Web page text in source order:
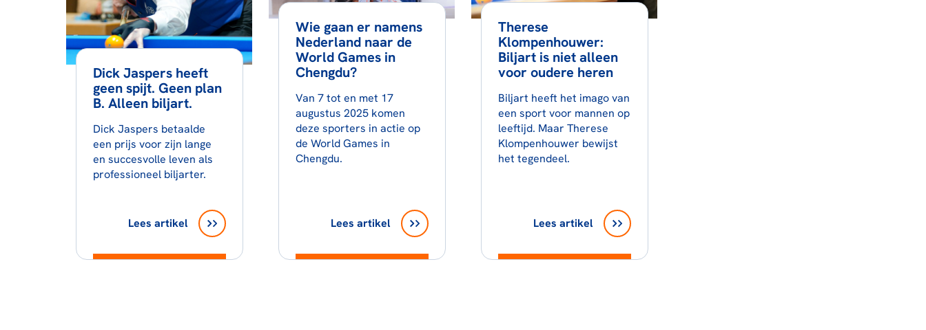
Dick Jaspers heeft
geen spijt. Geen plan
B. Alleen biljart.
Dick Jaspers betaalde
een prijs voor zijn lange
en succesvolle leven als
professioneel biljarter.
Lees artikel
Wie gaan er namens
Nederland naar de
World Games in
Chengdu?
Van 7 tot en met 17
augustus 2025 komen
deze sporters in actie op
de World Games in
Chengdu.
Lees artikel
Therese
Klompenhouwer:
Biljart is niet alleen
voor oudere heren
Biljart heeft het imago van
een sport voor mannen op
leeftijd. Maar Therese
Klompenhouwer bewijst
het tegendeel.
Lees artikel